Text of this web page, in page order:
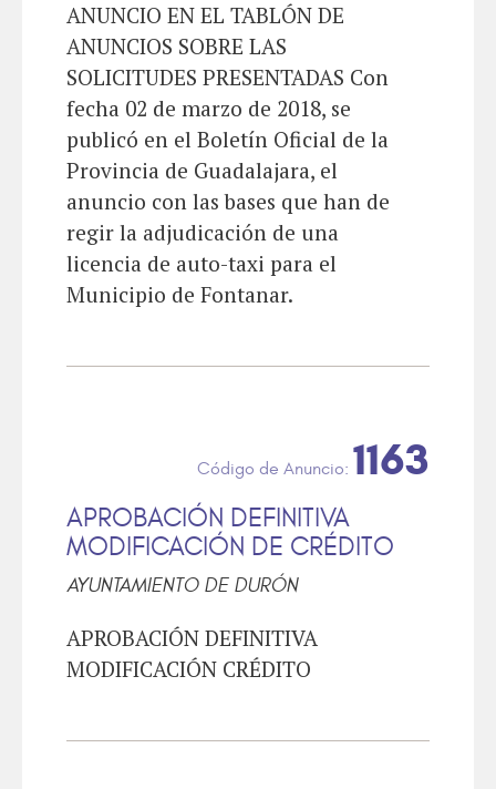
ANUNCIO EN EL TABLÓN DE
ANUNCIOS SOBRE LAS
SOLICITUDES PRESENTADAS Con
fecha 02 de marzo de 2018, se
publicó en el Boletín Oficial de la
Provincia de Guadalajara, el
anuncio con las bases que han de
regir la adjudicación de una
licencia de auto-taxi para el
Municipio de Fontanar.
APROBACIÓN DEFINITIVA
MODIFICACIÓN DE CRÉDITO
AYUNTAMIENTO DE DURÓN
1163
APROBACIÓN DEFINITIVA
MODIFICACIÓN CRÉDITO